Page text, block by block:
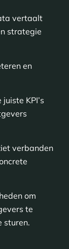
vertaalt
strategie
en
KPI’s
verbanden
om
te
sturen.